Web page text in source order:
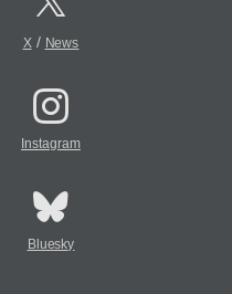
X/ News
Instagram
Bluesky